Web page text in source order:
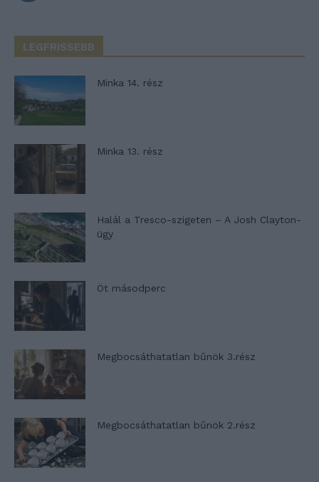
LEGFRISSEBB
Minka 14. rész
Minka 13. rész
Halál a Tresco-szigeten – A Josh Clayton-
ügy
Öt másodperc
Megbocsáthatatlan bűnök 3.rész
Megbocsáthatatlan bűnök 2.rész